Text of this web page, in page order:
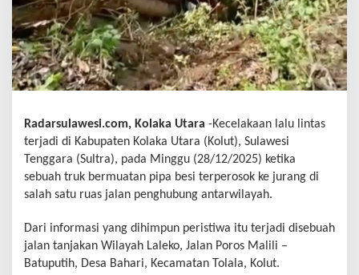
Radarsulawesi.com, Kolaka Utara -Kecelakaan lalu lintas
terjadi di Kabupaten Kolaka Utara (Kolut), Sulawesi
Tenggara (Sultra), pada Minggu (28/12/2025) ketika
sebuah truk bermuatan pipa besi terperosok ke jurang di
salah satu ruas jalan penghubung antarwilayah.
Dari informasi yang dihimpun peristiwa itu terjadi disebuah
jalan tanjakan Wilayah Laleko, Jalan Poros Malili –
Batuputih, Desa Bahari, Kecamatan Tolala, Kolut.